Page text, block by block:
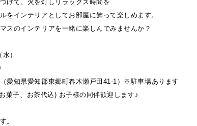
けて、火を灯しリラックス時間を
をインテリアとしてお部屋に飾って楽しめます。
スのインテリアを一緒に楽しんでみませんか？
）
知県愛知郡東郷町春木瀬戸田41-1）※駐車場あります
子、お茶代込) お子様の同伴歓迎します♪
。